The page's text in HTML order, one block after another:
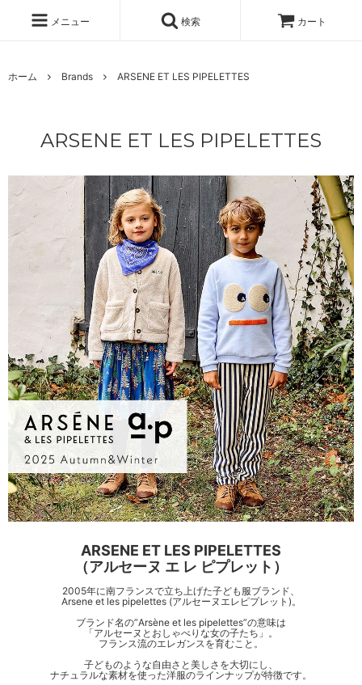
メニュー 検索 カート
ホーム Brands ARSENE ET LES PIPELETTES
ARSENE ET LES PIPELETTES
ARSENE ET LES PIPELETTES
（アルセーヌ エ レ ピプレット）
2005年に南フランスで立ち上げた子ども服ブランド、
Arsene et les pipelettes (アルセーヌエレピプレット)。
ブランド名の”Arsène et les pipelettes”の意味は
「アルセーヌとおしゃべりな女の子たち」。
フランス流のエレガンスを育むこと。
子どものような自由さと美しさを大切にし、
ナチュラルな素材を使った洋服のラインナップが特徴です。